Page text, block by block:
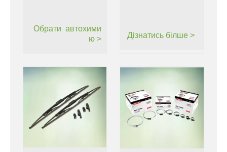
Обрати автохими
ю >
Дізнатись білше >